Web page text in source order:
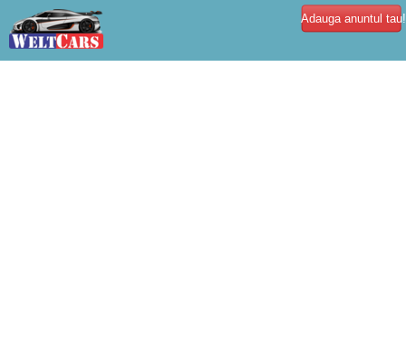
Adauga anuntul tau!